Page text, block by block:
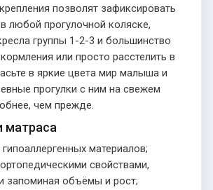
позволят зафиксировать
любой прогулочной коляске,
группы 1-2-3 и большинство
или просто расстелить в
в яркие цвета мир малыша и
прогулки с ним на свежем
чем прежде.
матраса
материалов;
свойствами,
запоминая объёмы и рост;